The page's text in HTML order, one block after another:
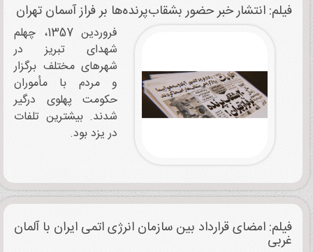
فیلم: انتشار خبر حضور بشقاب‌پرنده‌ها بر فراز آسمان تهران
فروردین 1357، چهلم
شهدای تبریز در
شهرهای مختلف برگزار
و مردم با مأموران
حکومت پهلوی درگیر
شدند. بیشترین تلفات
در یزد بود.
فیلم: امضای قرارداد بین سازمان انرژی اتمی ایران با آلمان
غربی